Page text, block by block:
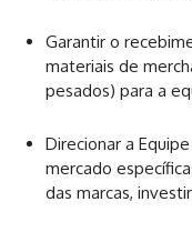
Garantir o
materiais de
pesados) para a
Direcionar a
mercado
das marcas,